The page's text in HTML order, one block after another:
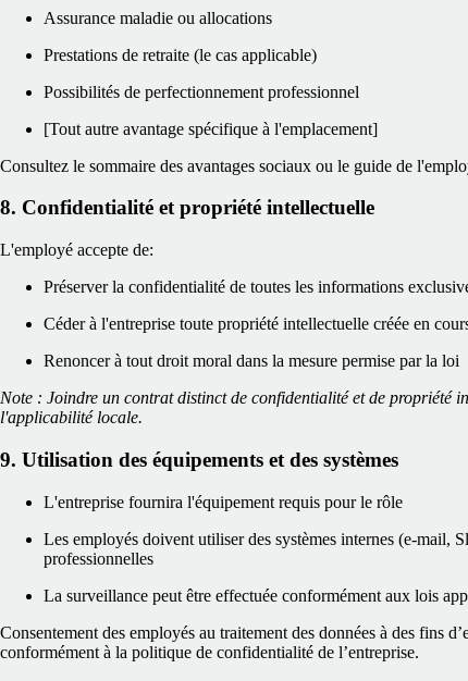
Assurance maladie ou allocations
Prestations de retraite (le cas applicable)
Possibilités de perfectionnement professionnel
[Tout autre avantage spécifique à l'emplacement]
Consultez le sommaire des avantages sociaux ou le guide de
8. Confidentialité et propriété intellectuelle
L'employé accepte de:
Préserver la confidentialité de toutes les informations
Céder à l'entreprise toute propriété intellectuelle créée en
Renoncer à tout droit moral dans la mesure permise par la loi
Note : Joindre un contrat distinct de confidentialité et de propriété
l'applicabilité locale.
9. Utilisation des équipements et des systèmes
L'entreprise fournira l'équipement requis pour le rôle
Les employés doivent utiliser des systèmes internes (e-mail,
professionnelles
La surveillance peut être effectuée conformément aux lois
Consentement des employés au traitement des données à des fins
conformément à la politique de confidentialité de l’entreprise.